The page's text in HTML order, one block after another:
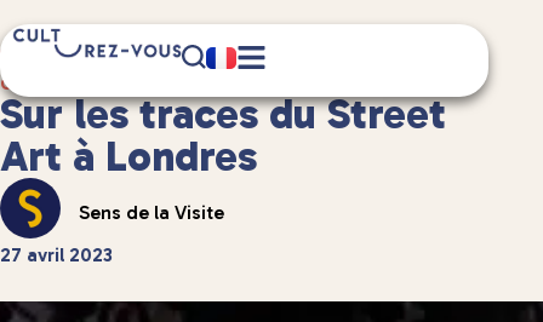
Culture
1 minute(s) de lecture
Sur les traces du Street
Art à Londres
Sens de la Visite
27 avril 2023